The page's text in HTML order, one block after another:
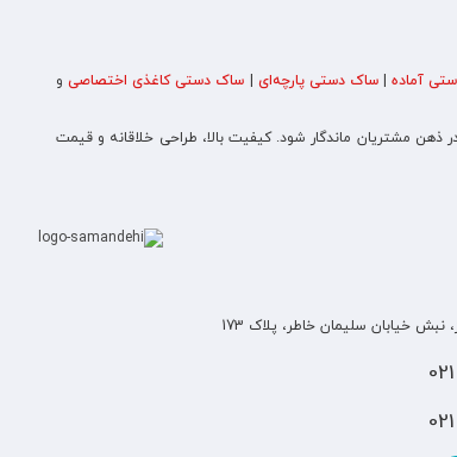
آماده|ساک دستی پارچه‌ای ساک دستی کاغذی اختصاصیو
ذهن مشتریان ماندگار شود. کیفیت بالا، طراحی خلاقانه و قیمت
نبش خیابان سلیمان خاطر، پلاک 173